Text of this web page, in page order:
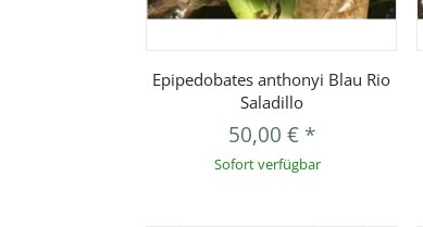
Vorschau
Epipedobates anthonyi Blau Rio
Saladillo
50,00 € *
Sofort verfügbar